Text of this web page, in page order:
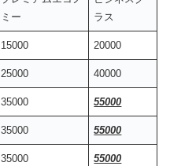
ミー
ラス
15000 20000
25000 40000
35000 55000
35000 55000
35000 55000